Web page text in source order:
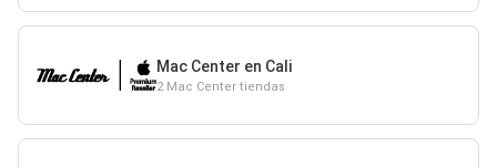
Mac Center en Cali
2 Mac Center tiendas